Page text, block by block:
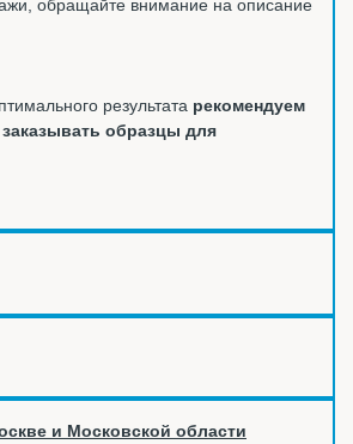
обращайте внимание на описание
результата рекомендуем
образцы для
и Московской области